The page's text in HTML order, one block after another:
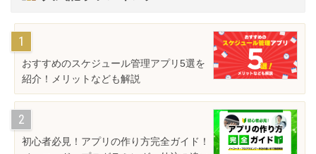
おすすめのスケジュール管理アプリ5選を
紹介！メリットなども解説
初心者必見！アプリの作り方完全ガイド！